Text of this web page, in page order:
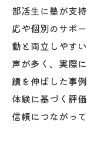
部活生に塾が支
応や個別のサポ
動と両立しやす
声が多く、実際
績を伸ばした事
体験に基づく評
信頼につながって